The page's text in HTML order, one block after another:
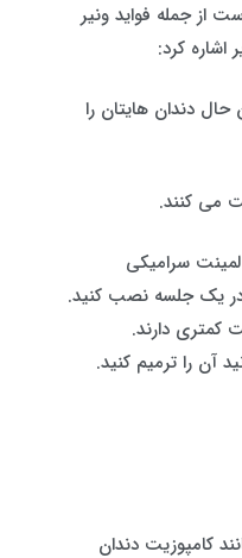
از جمله فواید ونیر
اشاره کرد:
دندان هایتان را
می کنند.
سرامیکی
در یک جلسه نصب کنید.
کمتری دارند.
آن را ترمیم کنید.
کامپوزیت دندان